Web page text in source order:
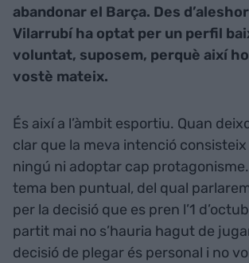
abandonar el Barça. Des
Vilarrubí ha optat per un perfil
voluntat, suposem, perquè així
vostè mateix.
És així a l’àmbit esportiu. Quan
clar que la meva intenció
ningú ni adoptar cap
tema ben puntual, del qual
per la decisió que es pren l’1
partit mai no s’hauria hagut de
decisió de plegar és personal i no